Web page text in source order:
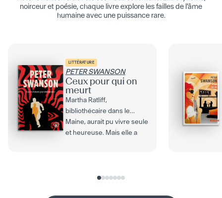
noirceur et poésie, chaque livre explore les failles de l'âme
humaine avec une puissance rare.
LITTÉRATURE
PETER SWANSON
Ceux pour qui on
meurt
Martha Ratliff,
bibliothécaire dans le
Maine, aurait pu vivre seule
et heureuse. Mais elle a